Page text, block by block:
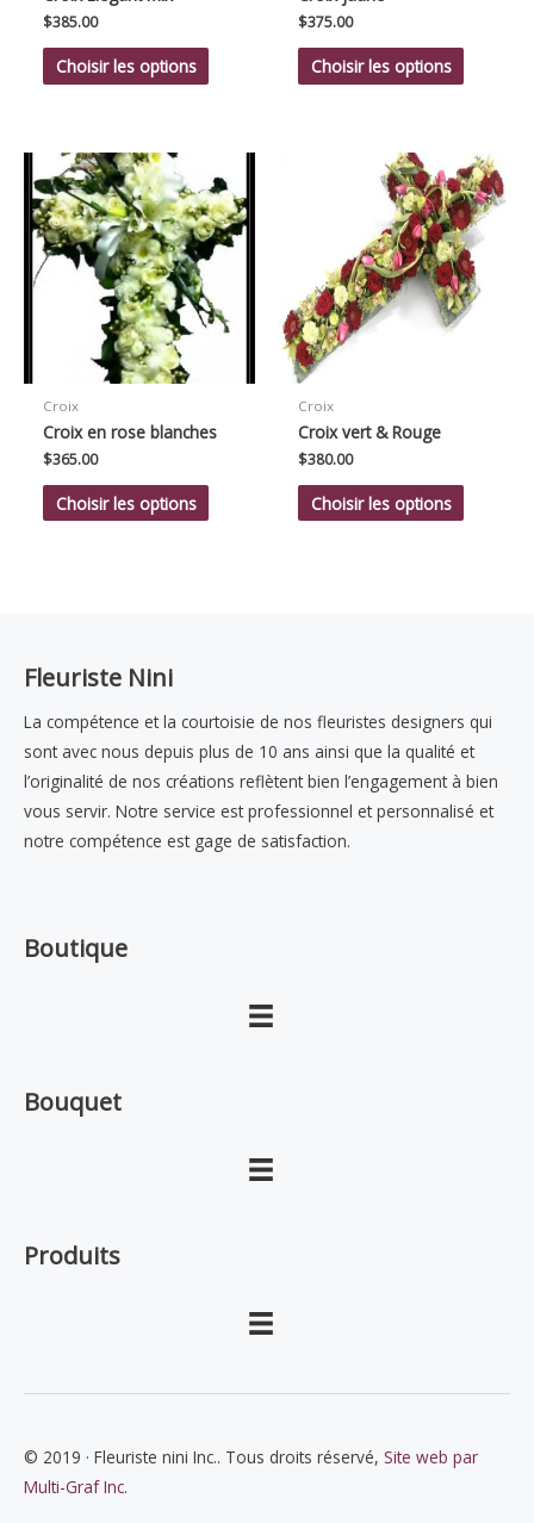
$385.00
Choisir les options
$375.00
Choisir les options
Croix
Croix en rose blanches
$365.00
Choisir les options
Croix
Croix vert & Rouge
$380.00
Choisir les options
Fleuriste Nini
La compétence et la courtoisie de nos fleuristes designers qui
sont avec nous depuis plus de 10 ans ainsi que la qualité et
l’originalité de nos créations reflètent bien l’engagement à bien
vous servir. Notre service est professionnel et personnalisé et
notre compétence est gage de satisfaction.
Boutique
Bouquet
Produits
© 2019 · Fleuriste nini Inc.. Tous droits réservé, Site web par
Multi-Graf Inc.